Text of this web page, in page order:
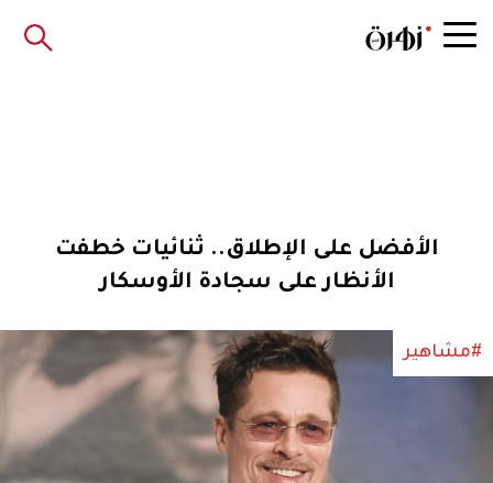
الأفضل على الإطلاق.. ثنائيات خطفت
الأنظار على سجادة الأوسكار
#مشاهير